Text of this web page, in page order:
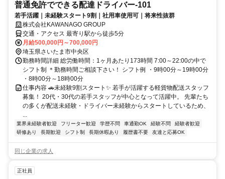
普通免許でできる配達ドライバー-101
若手活躍｜未経験スタート9割｜社用車使用可｜将来性抜群
株式会社KAWANAGO GROUP
交通・アクセス 最寄り駅から徒歩5分
月給500,000円～700,000円
埼玉県さいたま市中央区
勤務時間詳細 総労働時間：1ヶ月あたり173時間 7:00～22:00の中で
シフト制 ＊勤務時間ご相談下さい！ シフト例 ・9時00分～19時00分
・8時00分～18時00分
仕事内容 🚗未経験9割スタート✨ 若手が活躍する軽貨物配送スタッフ
募集！ 20代・30代の若手スタッフが中心となって活躍中。 先輩たち
の多くが配送未経験・ドライバー未経験からスタートしているため、
...
業界未経験者歓迎 フリーター歓迎 学歴不問 車通勤OK 経験不問
経験者歓迎
研修あり
長期歓迎 シフト制 長期休暇あり 履歴書不要 友達と応募OK
同じ企業の求人
正社員